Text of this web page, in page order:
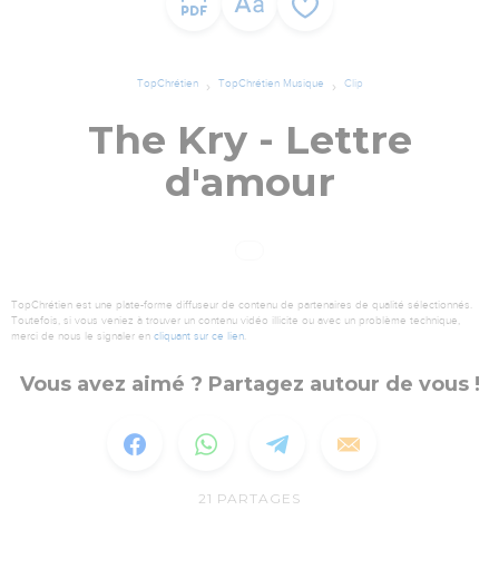
TopChrétien TopChrétien Musique Clip
The Kry - Lettre
d'amour
TopChrétien est une plate-forme diffuseur de contenu de partenaires de qualité sélectionnés.
Toutefois, si vous veniez à trouver un contenu vidéo illicite ou avec un problème technique,
merci de nous le signaler en cliquant sur ce lien.
Vous avez aimé ? Partagez autour de vous !
21 PARTAGES